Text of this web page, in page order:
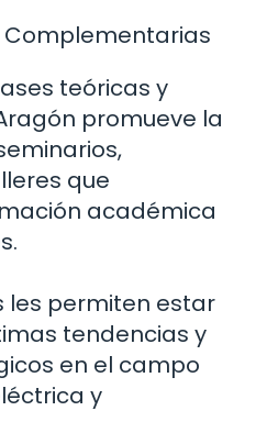
teóricas y
promueve la
que
académica
les permiten estar
tendencias y
en el campo
y